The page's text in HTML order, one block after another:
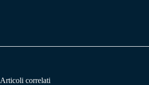
Articoli correlati